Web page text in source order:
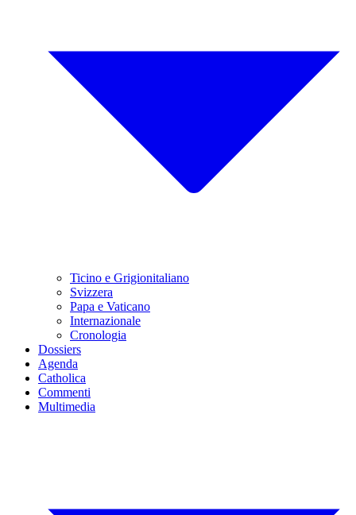
Ticino e Grigionitaliano
Svizzera
Papa e Vaticano
Internazionale
Cronologia
Dossiers
Agenda
Catholica
Commenti
Multimedia